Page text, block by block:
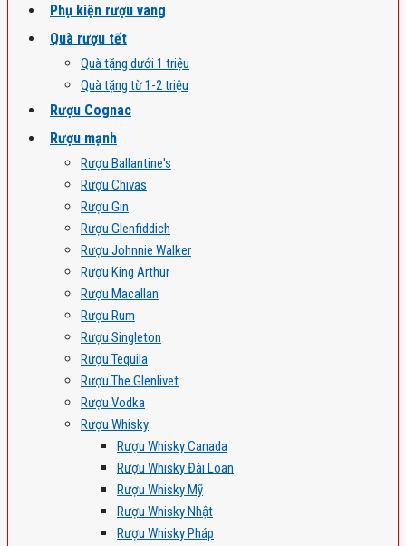
Phụ kiện rượu vang
Quà rượu tết
Quà tặng dưới 1 triệu
Quà tặng từ 1-2 triệu
Rượu Cognac
Rượu mạnh
Rượu Ballantine's
Rượu Chivas
Rượu Gin
Rượu Glenfiddich
Rượu Johnnie Walker
Rượu King Arthur
Rượu Macallan
Rượu Rum
Rượu Singleton
Rượu Tequila
Rượu The Glenlivet
Rượu Vodka
Rượu Whisky
Rượu Whisky Canada
Rượu Whisky Đài Loan
Rượu Whisky Mỹ
Rượu Whisky Nhật
Rượu Whisky Pháp